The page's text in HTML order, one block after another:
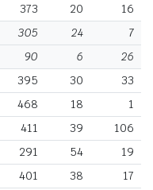
373 20
16
305 24
7
90 6
26
395 30
33
468 18
1
411 39
106
291 54
19
401 38
17